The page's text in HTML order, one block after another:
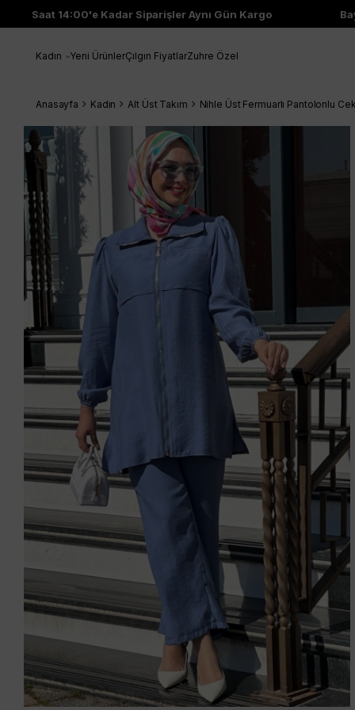
Saat 14:00'e Kadar Siparişler Aynı Gün Kargo Bayi
Kadın Yeni ÜrünlerÇılgın FiyatlarZuhre Özel
Anasayfa Kadın Alt Üst Takım Nihle Üst Fermuarlı Pantolonlu